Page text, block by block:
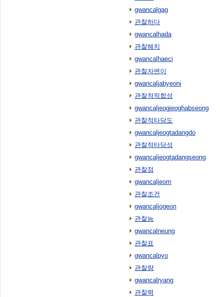
gwancalgag
관찰하다
gwancalhada
관찰해치
gwancalhaeci
관찰자변이
gwancaljabyeoni
관찰적적합성
gwancaljeogjeoghabseong
관찰적타당도
gwancaljeogtadangdo
관찰적타당성
gwancaljeogtadangseong
관찰점
gwancaljeom
관찰조건
gwancaljogeon
관찰능
gwancalneung
관찰표
gwancalpyo
관찰량
gwancalryang
관찰력